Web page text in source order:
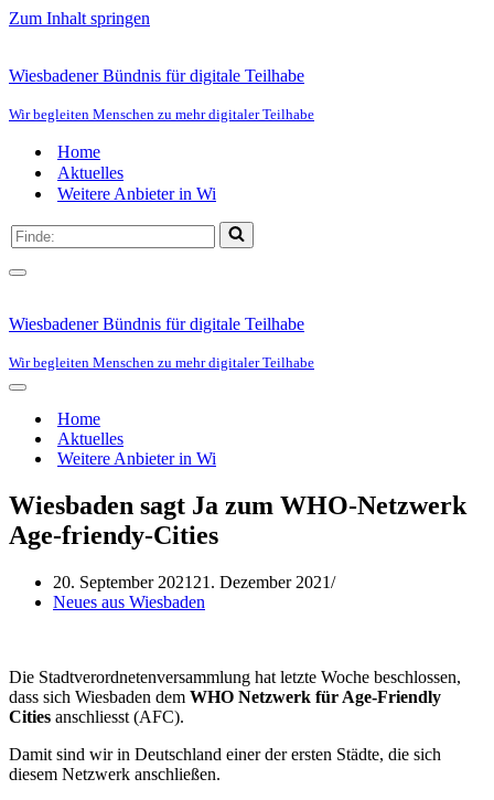
Zum Inhalt springen
Wiesbadener Bündnis für digitale Teilhabe
Wir begleiten Menschen zu mehr digitaler Teilhabe
Home
Aktuelles
Weitere Anbieter in Wi
Suchen
nach …
Navigationsmenü
Wiesbadener Bündnis für digitale Teilhabe
Wir begleiten Menschen zu mehr digitaler Teilhabe
Navigationsmenü
Home
Aktuelles
Weitere Anbieter in Wi
Wiesbaden sagt Ja zum WHO-Netzwerk
Age-friendy-Cities
20. September 2021 21. Dezember 2021
Neues aus Wiesbaden
Die Stadtverordnetenversammlung hat letzte Woche beschlossen,
dass sich Wiesbaden dem WHO Netzwerk für Age-Friendly
Cities anschliesst (AFC).
Damit sind wir in Deutschland einer der ersten Städte, die sich
diesem Netzwerk anschließen.